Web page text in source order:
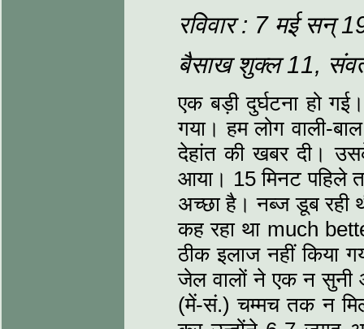
रविवार : 7 मई सन्
बैसाख शुक्‍ल 11,
एक बड़ी दुर्घटना हो
गया। हम लोग वाली-
देहांत की खबर दी।
आया। 15 मिनट पहिले
अच्‍छा है। नब्‍ज डूब रही
कह रहा था much
ठीक इलाज नहीं
जेल वालों ने एक न सुनी
(में-सं.) चम्‍मच तक न